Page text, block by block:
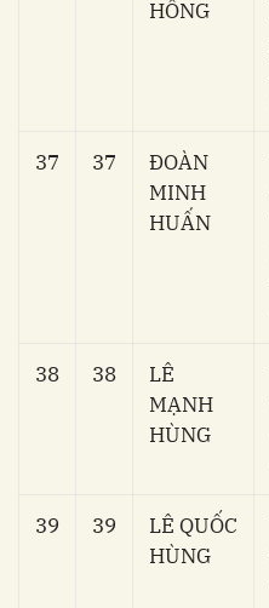
HỒNG
37 37
ĐOÀN
MINH
HUẤN
38 38
LÊ
MẠNH
HÙNG
39 39
LÊ QUỐC
HÙNG